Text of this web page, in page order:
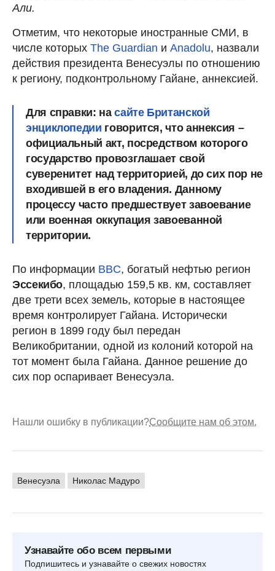
Али.
Отметим, что некоторые иностранные СМИ, в
числе которых The Guardian и Anadolu, назвали
действия президента Венесуэлы по отношению
к региону, подконтрольному Гайане, аннексией.
Для справки: насайте Британской
энциклопедии говорится, что аннексия –
официальный акт, посредством которого
государство провозглашает свой
суверенитет над территорией, до сих пор не
входившей в его владения. Данному
процессу часто предшествует завоевание
или военная оккупация завоеванной
территории.
По информации BBC, богатый нефтью регион
Эссекибо, площадью 159,5 кв. км, составляет
две трети всех земель, которые в настоящее
время контролирует Гайана. Исторически
регион в 1899 году был передан
Великобритании, одной из колоний которой на
тот момент была Гайана. Данное решение до
сих пор оспаривает Венесуэла.
Нашли ошибку в публикации?Сообщите нам об этом.
Венесуэла Николас Мадуро
Узнавайте обо всем первыми
Подпишитесь и узнавайте о свежих новостях